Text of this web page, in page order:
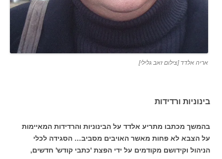
אריה אלדד [צילום זאב גלילי]
בינוניות ורדידות
בהמשך מכתבו מתריע אלדד על הבינוניות והרדידות המאיימות
על הצבא לא פחות מאשר האויבים מסביב… הסגידה לכלי
הניהול וקידושם מקודמים על ידי הפצת 'כתבי קודש' חדשים,